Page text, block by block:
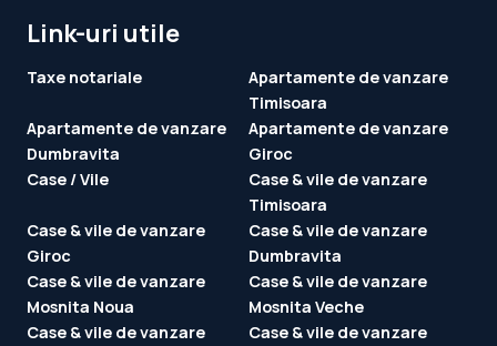
Link-uri utile
Taxe notariale
Apartamente de vanzare
Timisoara
Apartamente de vanzare
Dumbravita
Apartamente de vanzare
Giroc
Case / Vile
Case & vile de vanzare
Timisoara
Case & vile de vanzare
Giroc
Case & vile de vanzare
Dumbravita
Case & vile de vanzare
Mosnita Noua
Case & vile de vanzare
Mosnita Veche
Case & vile de vanzare
Case & vile de vanzare